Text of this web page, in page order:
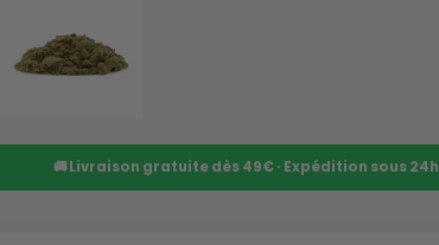
🚚 Livraison gratuite dès 49€ · Expédition sous 24h